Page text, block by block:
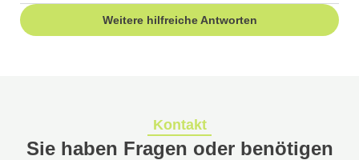
Weitere hilfreiche Antworten
Kontakt
Sie haben Fragen oder benötigen